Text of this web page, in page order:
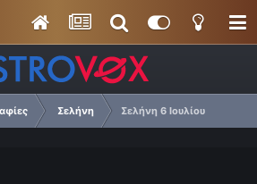
Σελήνη Σελήνη 6 Ιουλίου